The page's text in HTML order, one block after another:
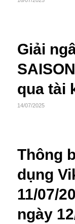
Giải
qua tài
14/07/2025
Thông
dụng
11/07/
ngày